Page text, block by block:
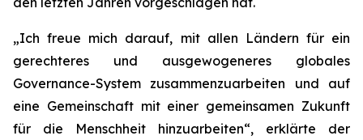
„Ich freue mich darauf, mit allen Ländern für ein
gerechteres und ausgewogeneres globales
Governance-System zusammenzuarbeiten und auf
eine Gemeinschaft mit einer gemeinsamen Zukunft
für die Menschheit hinzuarbeiten“, erklärte der